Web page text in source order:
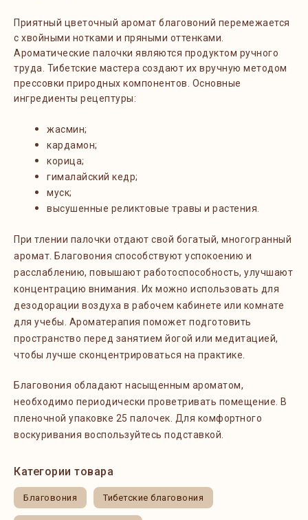
Приятный цветочный аромат благовоний перемежается
с хвойными нотками и пряными оттенками.
Ароматические палочки являются продуктом ручного
труда. Тибетские мастера создают их вручную методом
прессовки природных компонентов. Основные
ингредиенты рецептуры:
жасмин;
кардамон;
корица;
гималайский кедр;
муск;
высушенные реликтовые травы и растения.
При тлении палочки отдают свой богатый, многогранный
аромат. Благовония способствуют успокоению и
расслаблению, повышают работоспособность, улучшают
концентрацию внимания. Их можно использовать для
дезодорации воздуха в рабочем кабинете или комнате
для учебы. Ароматерапия поможет подготовить
пространство перед занятием йогой или медитацией,
чтобы лучше сконцентрироваться на практике.
Благовония обладают насыщенным ароматом,
необходимо периодически проветривать помещение. В
пленочной упаковке 25 палочек. Для комфортного
воскуривания воспользуйтесь подставкой.
Категории товара
Благовония Тибетские благовония